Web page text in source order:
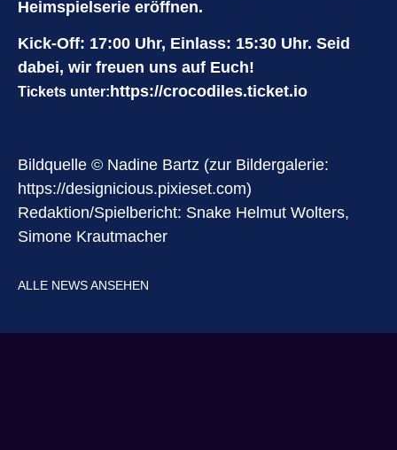
Heimspielserie eröffnen.
Kick-Off: 17:00 Uhr, Einlass: 15:30 Uhr. Seid
dabei, wir freuen uns auf Euch!
Tickets unter: https://crocodiles.ticket.io
Bildquelle © Nadine Bartz (zur Bildergalerie:
https://designicious.pixieset.com)
Redaktion/Spielbericht: Snake Helmut Wolters,
Simone Krautmacher
ALLE NEWS ANSEHEN